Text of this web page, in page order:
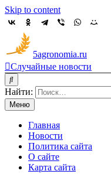
Skip to content
5agronomia.ru
Случайные новости
Найти:
Меню
Главная
Новости
Политика сайта
О сайте
Карта сайта